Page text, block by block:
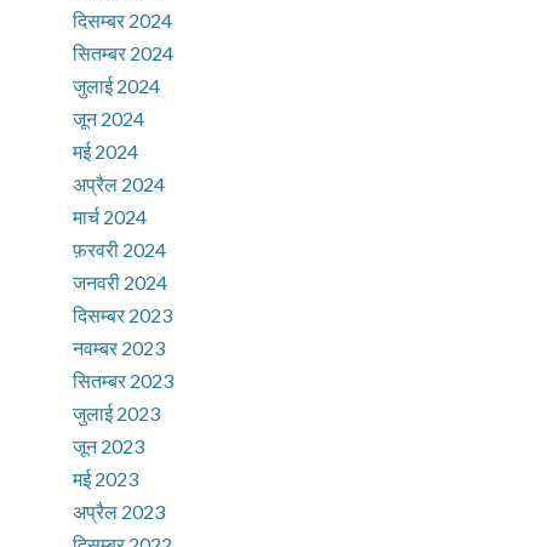
दिसम्बर 2024
सितम्बर 2024
जुलाई 2024
जून 2024
मई 2024
अप्रैल 2024
मार्च 2024
फ़रवरी 2024
जनवरी 2024
दिसम्बर 2023
नवम्बर 2023
सितम्बर 2023
जुलाई 2023
जून 2023
मई 2023
अप्रैल 2023